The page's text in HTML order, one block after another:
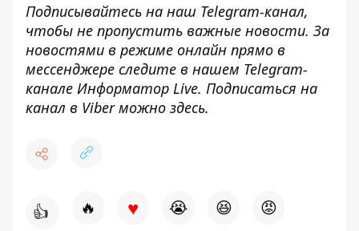
Подписывайтесь на наш Telegram-канал,
чтобы не пропустить важные новости. За
новостями в режиме онлайн прямо в
мессенджере следите в нашем Telegram-
канале Информатор Live. Подписаться на
канал в Viber можно здесь.
👍 🔥 ♥ 😭 😆 😡